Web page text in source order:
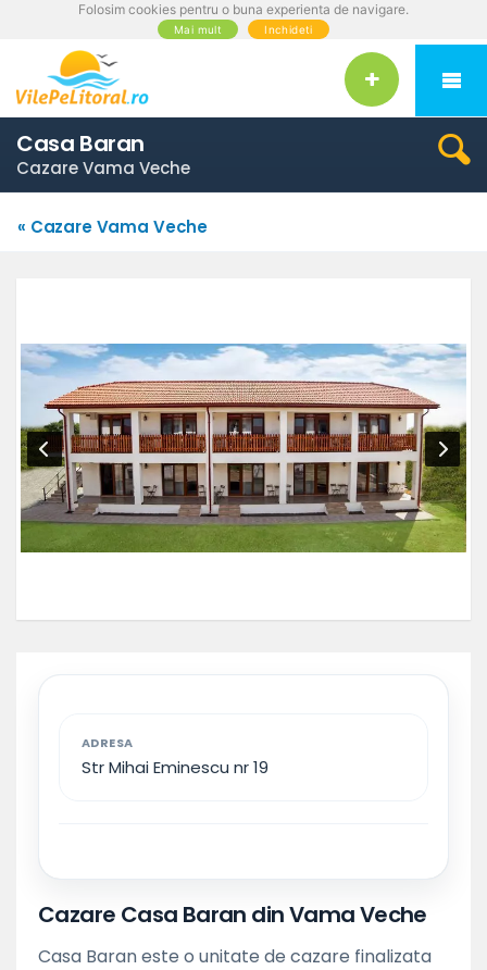
Folosim cookies pentru o buna experienta de navigare.
Mai mult Inchideti
Casa Baran
Cazare Vama Veche
« Cazare Vama Veche
ADRESA
Str Mihai Eminescu nr 19
Cazare Casa Baran din Vama Veche
Casa Baran este o unitate de cazare finalizata